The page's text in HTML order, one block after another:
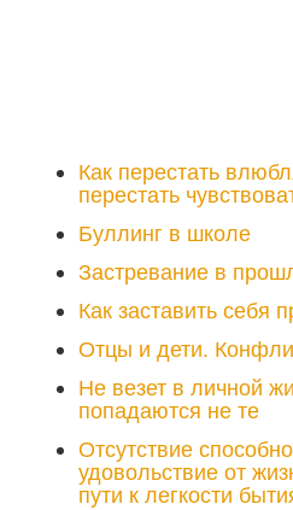
Как перестать
перестать
Буллинг в школе
Застревание в
Как заставить себя
Отцы и дети.
Не везет в личной
попадаются не те
Отсутствие
удовольствие от
пути к легкости